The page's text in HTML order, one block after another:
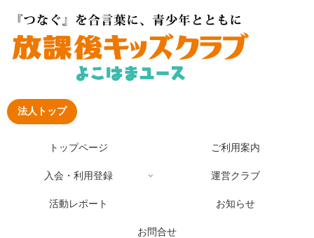
法人トップ
トップページ ご利用案内
入会・利用登録 運営クラブ
活動レポート お知らせ
お問合せ